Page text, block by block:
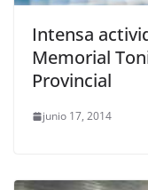
Intensa
Memorial
Provincial
junio 17, 2014